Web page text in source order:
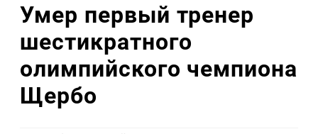
Умер первый тренер
шестикратного
олимпийского чемпиона
Щербо